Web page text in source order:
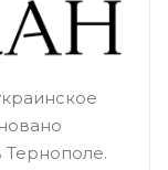
Тернополе.